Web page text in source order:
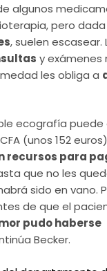
algunos
pero dada
, suelen escasear.
y exámenes
les obliga a
ecografía
(unos 152
recursos para
que no les
sido en vano.
de que el
pudo haberse
Becker.